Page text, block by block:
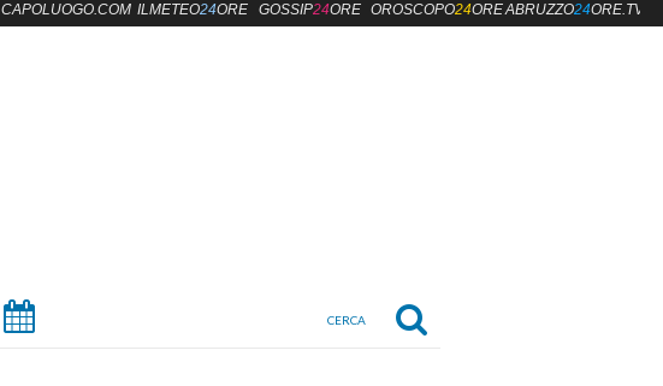
CAPOLUOGO.COM ILMETEO24ORE GOSSIP24ORE OROSCOPO24OREABRUZZO24ORE.TV